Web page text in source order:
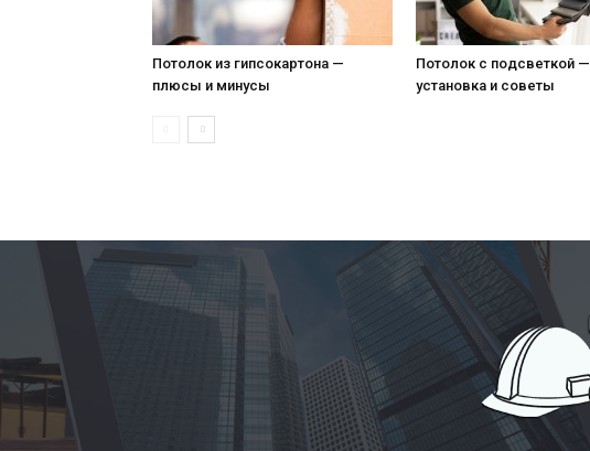
Потолок из гипсокартона —
плюсы и минусы
Потолок с подсветкой —
установка и советы